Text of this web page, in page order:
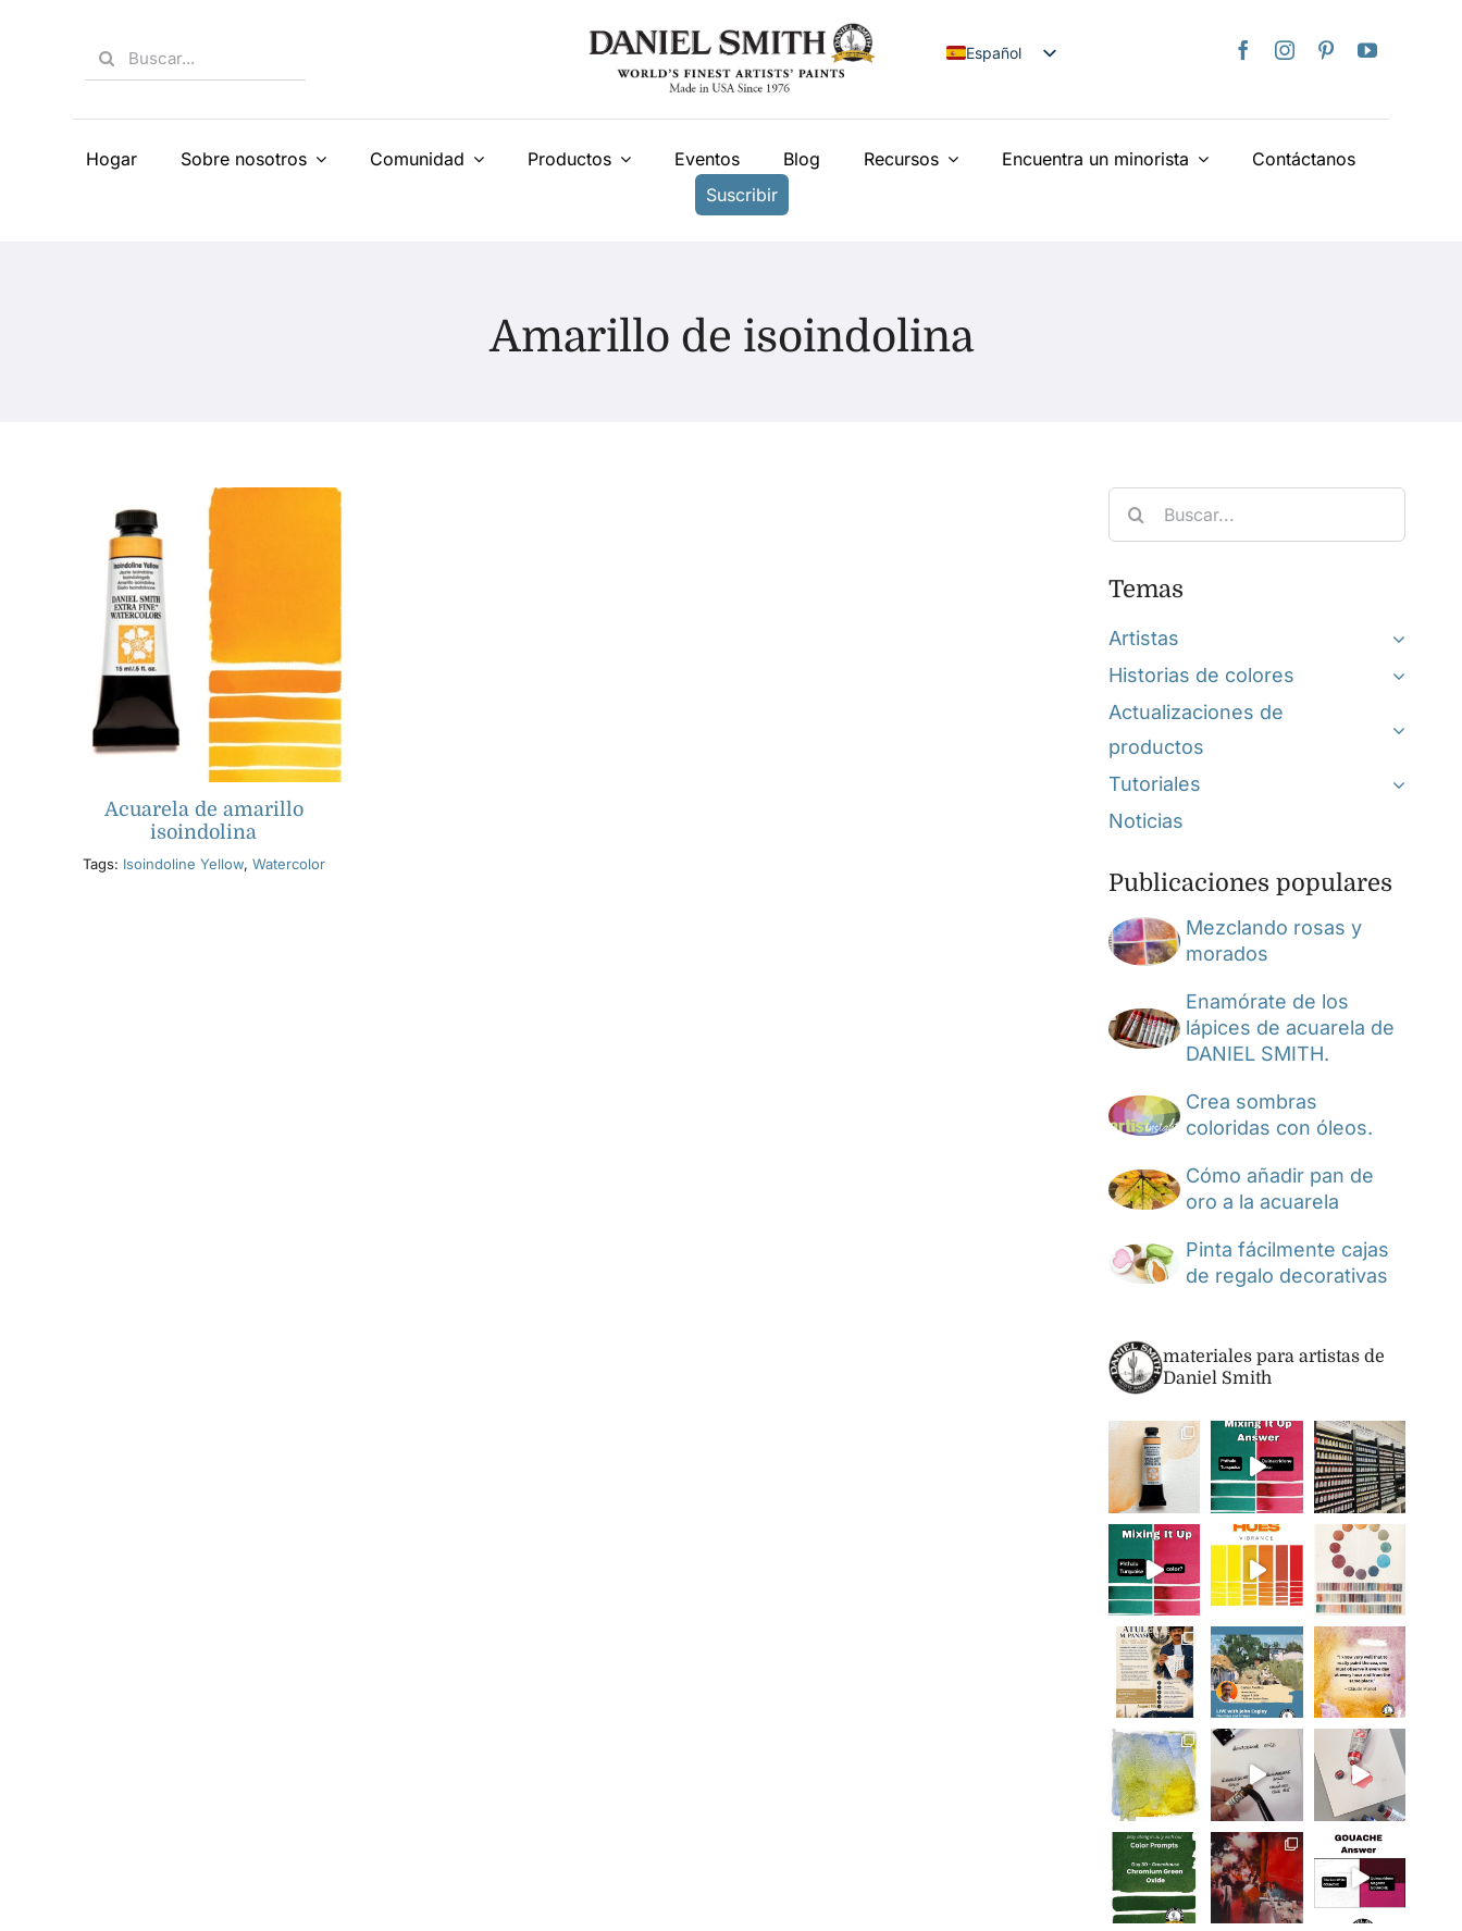
Search
for:
Español
日本語
Français
Tiếng Việt
Hogar Sobre nosotros Comunidad Productos Eventos Blog Recursos Encuentra un minorista
Contáctanos
Suscribir
Amarillo de isoindolina
Acuarela de amarillo
isoindolina
Tags: Isoindoline Yellow, Watercolor
Search
for:
Temas
Artistas
Historias de colores
Actualizaciones de
productos
Tutoriales
Noticias
Publicaciones populares
Mezclando rosas y
morados
Enamórate de los
lápices de acuarela de
DANIEL SMITH.
Crea sombras
coloridas con óleos.
Cómo añadir pan de
oro a la acuarela
Pinta fácilmente cajas
de regalo decorativas
materiales para artistas de
Daniel Smith